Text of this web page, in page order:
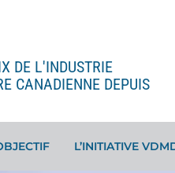
DE L'INDUSTRIE
CANADIENNE DEPUIS
L’INITIATIVE